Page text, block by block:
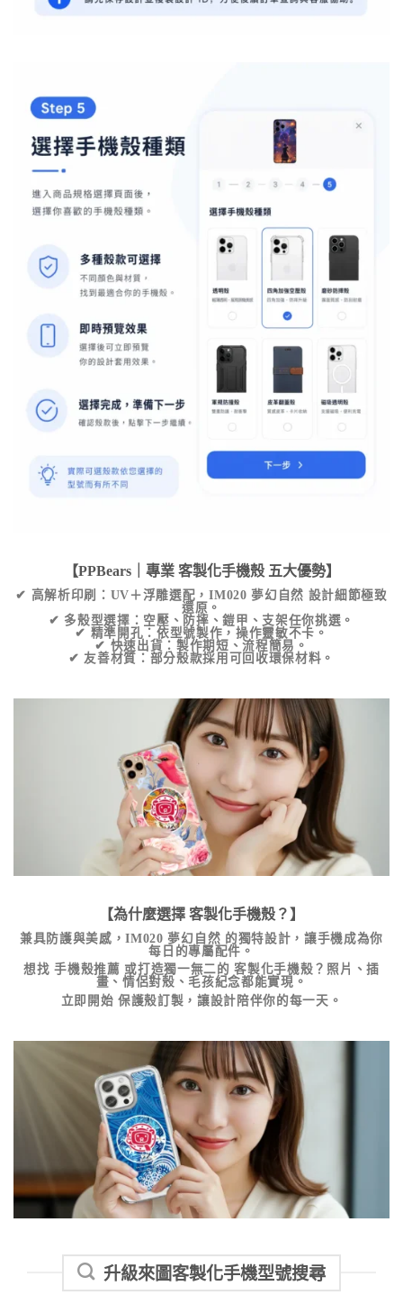
【PPBears｜專業 客製化手機殼五大優勢】
✔ 高解析印刷 ：UV＋浮雕選配，IM020 夢幻自然 設計細節極致
還原。
✔ 多殼型選擇 ：空壓、防摔、鎧甲、支架任你挑選。
✔ 精準開孔 ：依型號製作，操作靈敏不卡。
✔ 快速出貨 ：製作期短、流程簡易。
✔ 友善材質 ：部分殼款採用可回收環保材料。
【為什麼選擇 客製化手機殼 ？】
兼具防護與美感，IM020 夢幻自然 的獨特設計，讓手機成為你
每日的專屬配件。
想找手機殼推薦 或打造獨一無二的客製化手機殼 ？照片、插
畫、情侶對殼、毛孩紀念都能實現。
立即開始 保護殼訂製 ，讓設計陪伴你的每一天。
升級來圖客製化手機型號搜尋